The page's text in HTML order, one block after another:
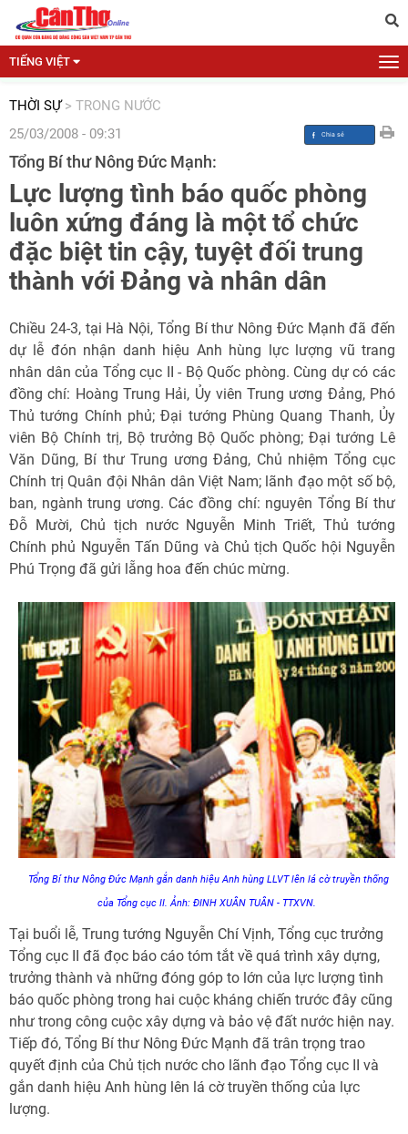
TIẾNG VIỆT
THỜI SỰ > TRONG NƯỚC
25/03/2008 - 09:31
Tổng Bí thư Nông Đức Mạnh:
Lực lượng tình báo quốc phòng
luôn xứng đáng là một tổ chức
đặc biệt tin cậy, tuyệt đối trung
thành với Đảng và nhân dân
Chiều 24-3, tại Hà Nội, Tổng Bí thư Nông Đức Mạnh đã đến
dự lễ đón nhận danh hiệu Anh hùng lực lượng vũ trang
nhân dân của Tổng cục II - Bộ Quốc phòng. Cùng dự có các
đồng chí: Hoàng Trung Hải, Ủy viên Trung ương Đảng, Phó
Thủ tướng Chính phủ; Đại tướng Phùng Quang Thanh, Ủy
viên Bộ Chính trị, Bộ trưởng Bộ Quốc phòng; Đại tướng Lê
Văn Dũng, Bí thư Trung ương Đảng, Chủ nhiệm Tổng cục
Chính trị Quân đội Nhân dân Việt Nam; lãnh đạo một số bộ,
ban, ngành trung ương. Các đồng chí: nguyên Tổng Bí thư
Đỗ Mười, Chủ tịch nước Nguyễn Minh Triết, Thủ tướng
Chính phủ Nguyễn Tấn Dũng và Chủ tịch Quốc hội Nguyễn
Phú Trọng đã gửi lẵng hoa đến chúc mừng.
Tổng Bí thư Nông Đức Mạnh gắn danh hiệu Anh hùng LLVT lên lá cờ truyền thống
của Tổng cục II. Ảnh: ĐINH XUÂN TUÂN - TTXVN.
Tại buổi lễ, Trung tướng Nguyễn Chí Vịnh, Tổng cục trưởng
Tổng cục II đã đọc báo cáo tóm tắt về quá trình xây dựng,
trưởng thành và những đóng góp to lớn của lực lượng tình
báo quốc phòng trong hai cuộc kháng chiến trước đây cũng
như trong công cuộc xây dựng và bảo vệ đất nước hiện nay.
Tiếp đó, Tổng Bí thư Nông Đức Mạnh đã trân trọng trao
quyết định của Chủ tịch nước cho lãnh đạo Tổng cục II và
gắn danh hiệu Anh hùng lên lá cờ truyền thống của lực
lượng.